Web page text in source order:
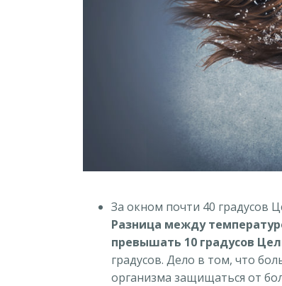
За окном почти 40 градусов
Разница между
превышать 10 градусов
градусов. Дело в том, что
организма защищаться от